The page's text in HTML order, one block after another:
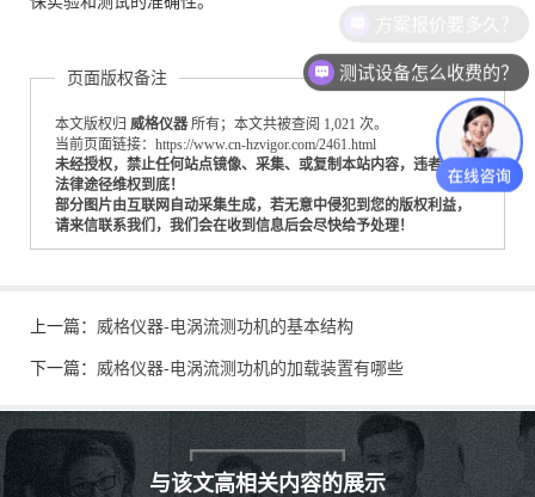
页面版权备注
本文版权归 威格仪器 所有；本文共被查阅 1,021 次。
当前页面链接：https://www.cn-hzvigor.com/2461.html
未经授权，禁止任何站点镜像、采集、或复制本站内容，违者通过
法律途径维权到底！
部分图片由互联网自动采集生成，若无意中侵犯到您的版权利益，
请来信联系我们，我们会在收到信息后会尽快给予处理！
上一篇： 威格仪器-电涡流测功机的基本结构
下一篇： 威格仪器-电涡流测功机的加载装置有哪些
与该文高相关内容的展示
测试设备怎么收费的？